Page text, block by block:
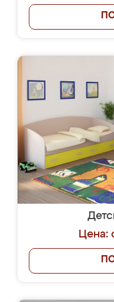
Цена: